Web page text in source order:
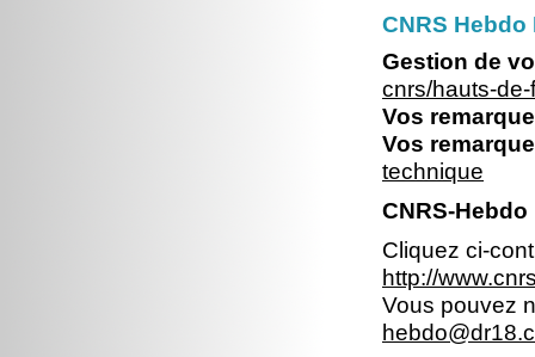
CNRS
Gestion de
cnrs/hauts-
Vos
Vos
technique
CNRS-
Cliquez ci-
http://
Vous pouvez